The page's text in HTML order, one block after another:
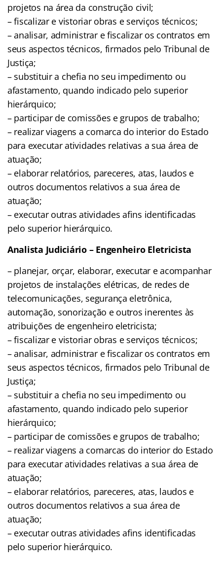
projetos na área da construção civil;
– fiscalizar e vistoriar obras e serviços técnicos;
– analisar, administrar e fiscalizar os contratos em
seus aspectos técnicos, firmados pelo Tribunal de
Justiça;
– substituir a chefia no seu impedimento ou
afastamento, quando indicado pelo superior
hierárquico;
– participar de comissões e grupos de trabalho;
– realizar viagens a comarca do interior do Estado
para executar atividades relativas a sua área de
atuação;
– elaborar relatórios, pareceres, atas, laudos e
outros documentos relativos a sua área de
atuação;
– executar outras atividades afins identificadas
pelo superior hierárquico.
Analista Judiciário – Engenheiro Eletricista
– planejar, orçar, elaborar, executar e acompanhar
projetos de instalações elétricas, de redes de
telecomunicações, segurança eletrônica,
automação, sonorização e outros inerentes às
atribuições de engenheiro eletricista;
– fiscalizar e vistoriar obras e serviços técnicos;
– analisar, administrar e fiscalizar os contratos em
seus aspectos técnicos, firmados pelo Tribunal de
Justiça;
– substituir a chefia no seu impedimento ou
afastamento, quando indicado pelo superior
hierárquico;
– participar de comissões e grupos de trabalho;
– realizar viagens a comarcas do interior do Estado
para executar atividades relativas a sua área de
atuação;
– elaborar relatórios, pareceres, atas, laudos e
outros documentos relativos a sua área de
atuação;
– executar outras atividades afins identificadas
pelo superior hierárquico.